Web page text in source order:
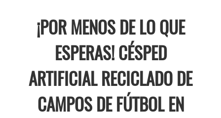
¡POR MENOS DE LO QUE
ESPERAS! CÉSPED
ARTIFICIAL RECICLADO DE
CAMPOS DE FÚTBOL EN